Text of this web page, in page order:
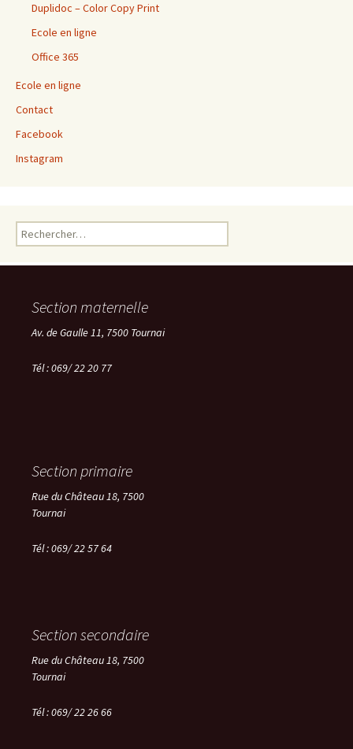
Duplidoc – Color Copy Print
Ecole en ligne
Office 365
Ecole en ligne
Contact
Facebook
Instagram
Rechercher :
Section maternelle
Av. de Gaulle 11, 7500 Tournai
Tél : 069/ 22 20 77
Section primaire
Rue du Château 18, 7500
Tournai
Tél : 069/ 22 57 64
Section secondaire
Rue du Château 18, 7500
Tournai
Tél :069/ 22 26 66